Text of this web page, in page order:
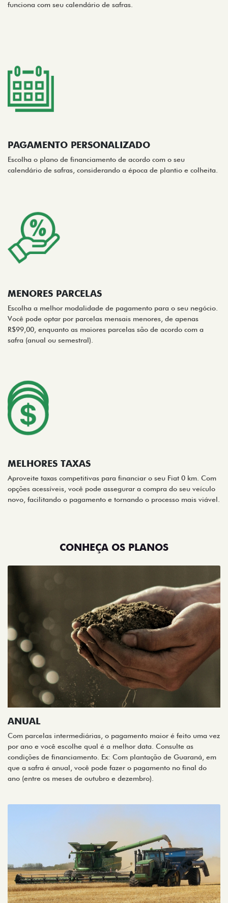
funciona com seu calendário de safras.
PAGAMENTO PERSONALIZADO
Escolha o plano de financiamento de acordo com o seu
calendário de safras, considerando a época de plantio e colheita.
MENORES PARCELAS
Escolha a melhor modalidade de pagamento para o seu negócio.
Você pode optar por parcelas mensais menores, de apenas
R$99,00, enquanto as maiores parcelas são de acordo com a
safra (anual ou semestral).
MELHORES TAXAS
Aproveite taxas competitivas para financiar o seu Fiat 0 km. Com
opções acessíveis, você pode assegurar a compra do seu veículo
novo, facilitando o pagamento e tornando o processo mais viável.
CONHEÇA OS PLANOS
ANUAL
Com parcelas intermediárias, o pagamento maior é feito uma vez
por ano e você escolhe qual é a melhor data. Consulte as
condições de financiamento. Ex: Com plantação de Guaraná, em
que a safra é anual, você pode fazer o pagamento no final do
ano (entre os meses de outubro e dezembro).